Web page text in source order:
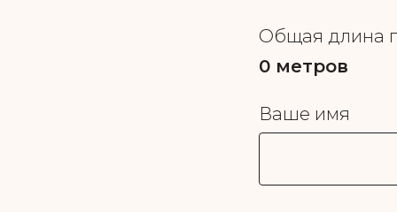
Общая длина
0 метров
Ваше имя